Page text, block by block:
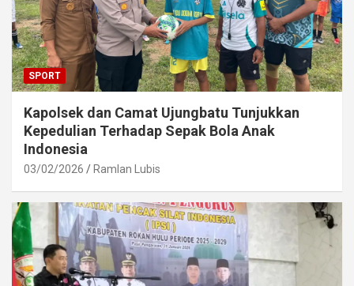
SPORT
Kapolsek dan Camat Ujungbatu Tunjukkan
Kepedulian Terhadap Sepak Bola Anak
Indonesia
03/02/2026 Ramlan Lubis